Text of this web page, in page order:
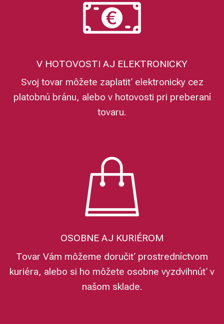
V HOTOVOSTI AJ ELEKTRONICKY
Svoj tovar môžete zaplatiť elektronicky cez
platobnú bránu, alebo v hotovosti pri preberaní
tovaru.
OSOBNE AJ KURIÉROM
Tovar Vám môžeme doručiť prostredníctvom
kuriéra, alebo si ho môžete osobne vyzdvihnúť v
našom sklade.